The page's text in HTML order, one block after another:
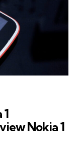

Nokia 1